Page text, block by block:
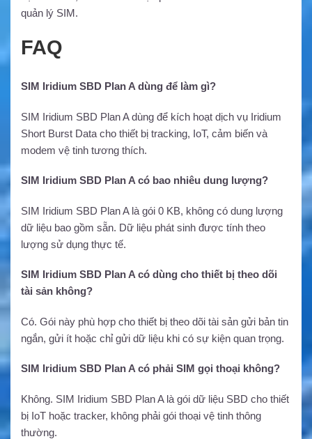
quản lý SIM.
FAQ
SIM Iridium SBD Plan A dùng để làm gì?
SIM Iridium SBD Plan A dùng để kích hoạt dịch vụ Iridium
Short Burst Data cho thiết bị tracking, IoT, cảm biến và
modem vệ tinh tương thích.
SIM Iridium SBD Plan A có bao nhiêu dung lượng?
SIM Iridium SBD Plan A là gói 0 KB, không có dung lượng
dữ liệu bao gồm sẵn. Dữ liệu phát sinh được tính theo
lượng sử dụng thực tế.
SIM Iridium SBD Plan A có dùng cho thiết bị theo dõi
tài sản không?
Có. Gói này phù hợp cho thiết bị theo dõi tài sản gửi bản tin
ngắn, gửi ít hoặc chỉ gửi dữ liệu khi có sự kiện quan trọng.
SIM Iridium SBD Plan A có phải SIM gọi thoại không?
Không. SIM Iridium SBD Plan A là gói dữ liệu SBD cho thiết
bị IoT hoặc tracker, không phải gói thoại vệ tinh thông
thường.